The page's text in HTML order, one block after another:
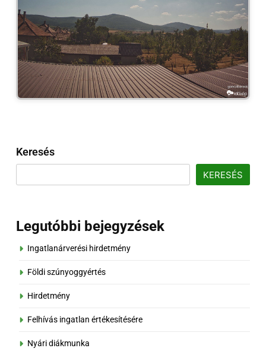
Keresés
KERESÉS
Legutóbbi bejegyzések
Ingatlanárverési hirdetmény
Földi szúnyoggyértés
Hirdetmény
Felhívás ingatlan értékesítésére
Nyári diákmunka